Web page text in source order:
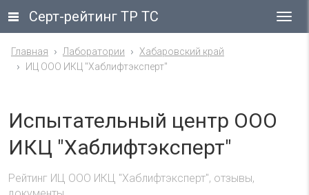
Серт-рейтинг ТР ТС
Главная Лаборатории
Хабаровский край
ИЦ ООО ИКЦ "Хаблифтэксперт"
Испытательный центр ООО
ИКЦ "Хаблифтэксперт"
Рейтинг ИЦ ООО ИКЦ "Хаблифтэксперт", отзывы,